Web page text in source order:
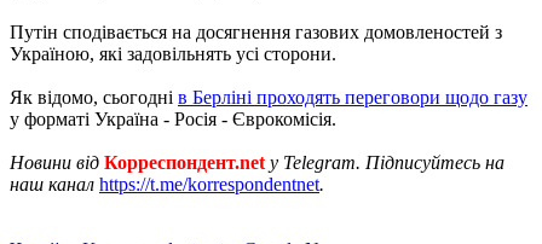
Путін сподівається на досягнення газових домовленостей з
Україною, які задовільнять усі сторони.
Як відомо, сьогодні в Берліні проходять переговори щодо газу
у форматі Україна - Росія - Єврокомісія.
Новини від Корреспондент.net у Telegram. Підписуйтесь на
наш канал https://t.me/korrespondentnet.